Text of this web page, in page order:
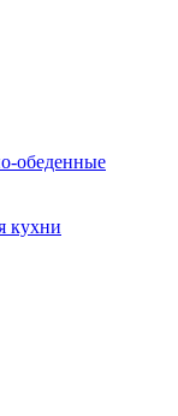
обеденные
кухни